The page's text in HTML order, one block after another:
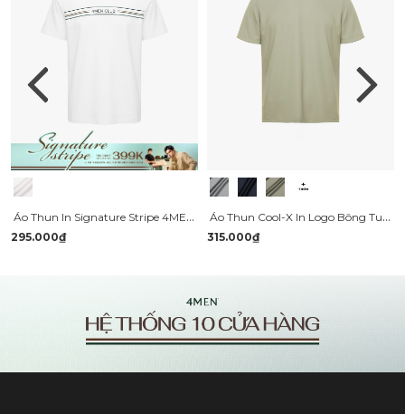
Áo Thun In Signature Stripe 4MEN Club Form Regular AT197 Màu Trắng
295.000₫
Áo Thun Cool-X In Logo Bông Tuyết Sau Cổ Form Regular AT189
315.000₫